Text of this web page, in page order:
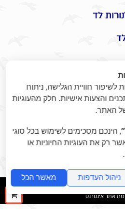
לד
לתאורת לד
/ שעון שבת
היופי בתאורת לד -
נוי לעיצוב הבית / משרד
folyou
אתר אינטרנט
חוויית הגלישה, ניתוח
והצעות אישיות. חלק מהעוגיות
של האתר.
, הינכם מסכימים לשימוש בכל סוגי
רק את העוגיות החיוניות או
ניהול העדפות מאשר הכל